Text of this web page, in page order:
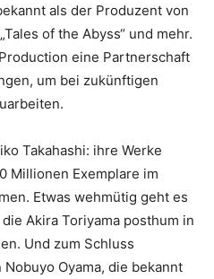
als der Produzent von
of the Abyss“ und mehr.
eine Partnerschaft
um bei zukünftigen
Takahashi: ihre Werke
Millionen Exemplare im
Etwas wehmütig geht es
Akira Toriyama posthum in
Und zum Schluss
Oyama, die bekannt